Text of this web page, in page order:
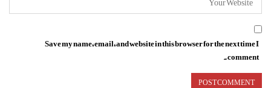
Save my name, email, and website in this browser for the next time I
comment.